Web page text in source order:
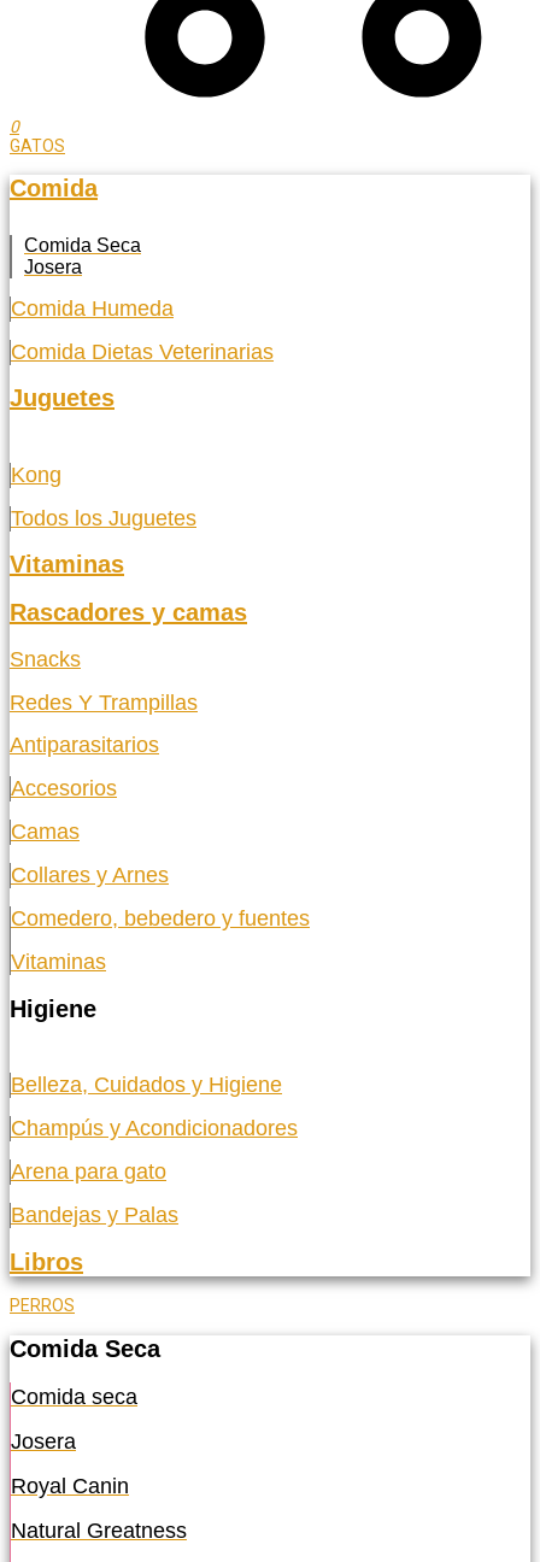
0
GATOS
Comida
Comida Seca
Josera
Comida Humeda
Comida Dietas Veterinarias
Juguetes
Kong
Todos los Juguetes
Vitaminas
Rascadores y camas
Snacks
Redes Y Trampillas
Antiparasitarios
Accesorios
Camas
Collares y Arnes
Comedero, bebedero y fuentes
Vitaminas
Higiene
Belleza, Cuidados y Higiene
Champús y Acondicionadores
Arena para gato
Bandejas y Palas
Libros
PERROS
Comida Seca
Comida seca
Josera
Royal Canin
Natural Greatness